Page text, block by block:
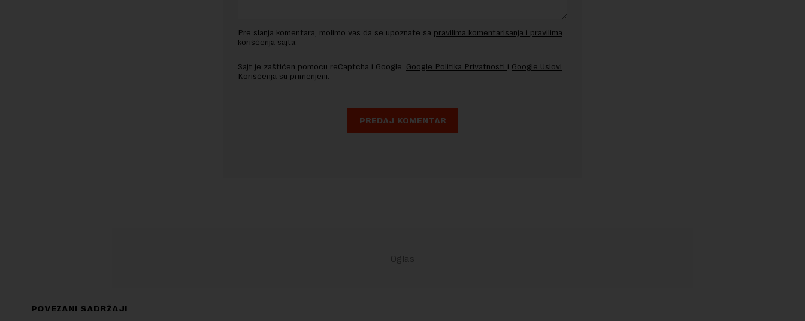
Pre slanja komentara, molimo vas da se upoznate sa pravilima komentarisanja i pravilima
korišćenja sajta.
Sajt je zaštićen pomocu reCaptcha i Google. Google Politika Privatnosti i Google Uslovi
Korišćenja su primenjeni.
POVEZANI SADRŽAJI